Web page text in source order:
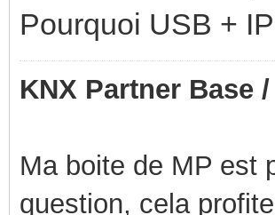
Pourquoi USB +
KNX Partner Base
Ma boite de MP est
question, cela